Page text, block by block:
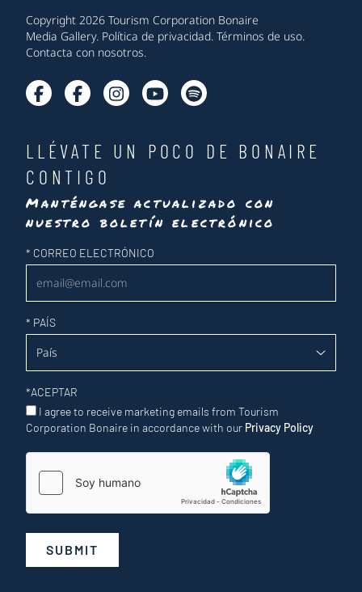
Copyright 2026 Tourism Corporation Bonaire
Media Gallery. Política de privacidad. Términos de uso.
Contacta con nosotros.
LLÉVATE UN POCO DE BONAIRE
CONTIGO
Manténgase actualizado con
nuestro boletín electrónico
Newsletter
* CORREO ELECTRÓNICO
* PAÍS
*ACEPTAR
I agree to receive marketing emails from Tourism
Corporation Bonaire in accordance with our Privacy Policy
SUBMIT